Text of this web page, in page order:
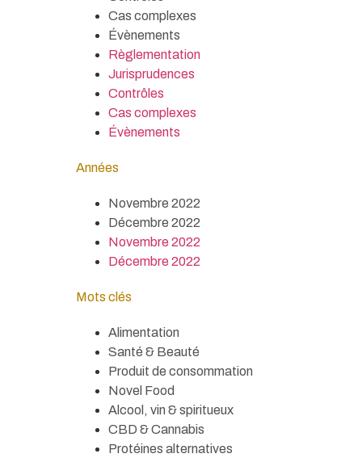
Cas complexes
Évènements
Règlementation
Jurisprudences
Contrôles
Cas complexes
Évènements
Années
Novembre 2022
Décembre 2022
Novembre 2022
Décembre 2022
Mots clés
Alimentation
Santé & Beauté
Produit de consommation
Novel Food
Alcool, vin & spiritueux
CBD & Cannabis
Protéines alternatives